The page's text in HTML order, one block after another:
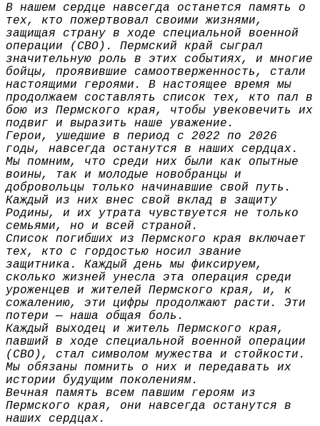
В нашем сердце навсегда останется память о
тех, кто пожертвовал своими жизнями,
защищая страну в ходе специальной военной
операции (СВО). Пермский край сыграл
значительную роль в этих событиях, и многие
бойцы, проявившие самоотверженность, стали
настоящими героями. В настоящее время мы
продолжаем составлять список тех, кто пал в
бою из Пермского края, чтобы увековечить их
подвиг и выразить наше уважение.
Герои, ушедшие в период с 2022 по 2026
годы, навсегда останутся в наших сердцах.
Мы помним, что среди них были как опытные
воины, так и молодые новобранцы и
добровольцы только начинавшие свой путь.
Каждый из них внес свой вклад в защиту
Родины, и их утрата чувствуется не только
семьями, но и всей страной.
Список погибших из Пермского края включает
тех, кто с гордостью носил звание
защитника. Каждый день мы фиксируем,
сколько жизней унесла эта операция среди
уроженцев и жителей Пермского края, и, к
сожалению, эти цифры продолжают расти. Эти
потери — наша общая боль.
Каждый выходец и житель Пермского края,
павший в ходе специальной военной операции
(СВО), стал символом мужества и стойкости.
Мы обязаны помнить о них и передавать их
истории будущим поколениям.
Вечная память всем павшим героям из
Пермского края, они навсегда останутся в
наших сердцах.